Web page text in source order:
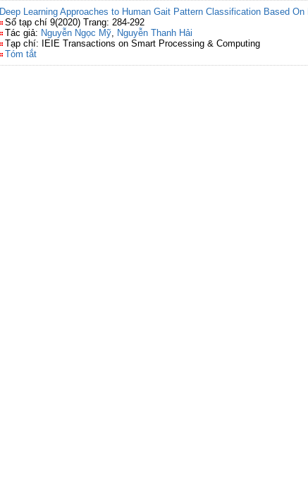
Deep Learning Approaches to Human Gait Pattern Classification Based
Số tạp chí 9(2020) Trang: 284-292
Tác giả: Nguyễn Ngọc Mỹ, Nguyễn Thanh Hải
Tạp chí: IEIE Transactions on Smart Processing & Computing
Tóm tắt